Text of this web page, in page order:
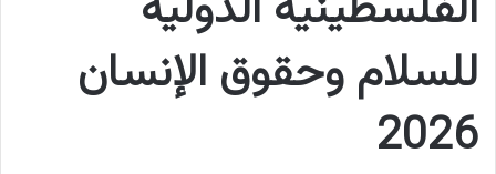
للسلام وحقوق الإنسان
2026